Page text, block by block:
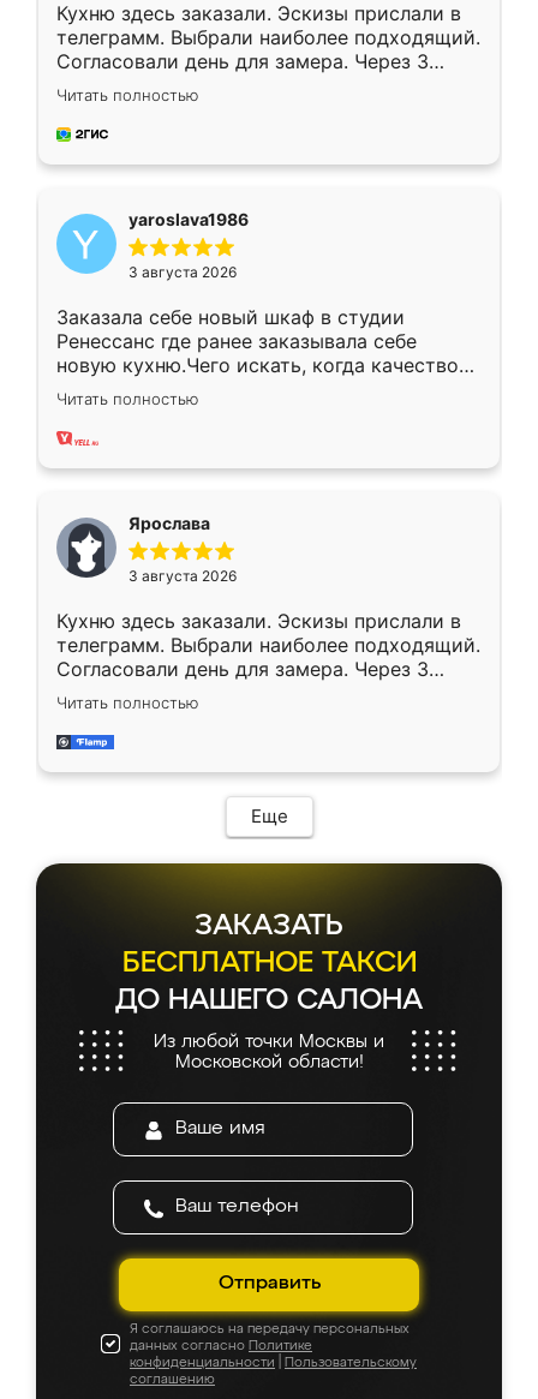
Кухню здесь заказали. Эскизы прислали в
телеграмм. Выбрали наиболее подходящий.
Согласовали день для замера. Через 3
недели кухня была уже готова. Остались
довольны работой. Спасибо Ренессанс
мебель за качественную работу!
Читать полностью
yaroslava1986
3 августа 2026
Заказала себе новый шкаф в студии
Ренессанс где ранее заказывала себе
новую кухню.Чего искать, когда качеством
вполне довольна. Служит кухня уже почти
два года, нареканий нет.
Читать полностью
Ярослава
3 августа 2026
Кухню здесь заказали. Эскизы прислали в
телеграмм. Выбрали наиболее подходящий.
Согласовали день для замера. Через 3
недели кухня была уже готова. Остались
довольны работой. Спасибо Ренессанс
мебель за качественную работу!
Читать полностью
Еще
ЗАКАЗАТЬ
БЕСПЛАТНОЕ ТАКСИ
ДО НАШЕГО САЛОНА
Из любой точки Москвы и
Московской области!
Отправить
Я соглашаюсь на передачу персональных
данных согласно Политике
конфиденциальности
Пользовательскому
соглашению